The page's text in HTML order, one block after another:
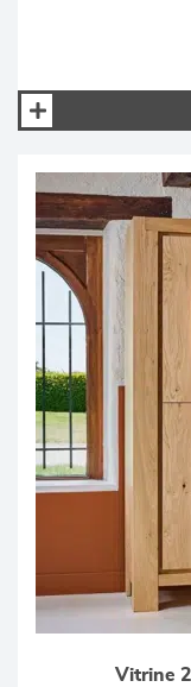
Vitrine